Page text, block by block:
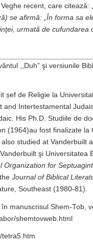
recent, care citează:
se afirmă: „În forma sa
urmată de cufundarea
,,Duh” şi versiunile
șef de Religie la
and Intertestamental
His Ph.D. Studiile de
(1964)au fost finalizate la
studied at Vanderbuilt
şi Universitatea
Organization for
Journal of Biblical
Southeast (1980-81).
, în manuscrisul Shem-Tob,
shemtovweb.html
tetra5.htm